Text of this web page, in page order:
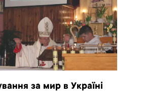
за мир в Україні